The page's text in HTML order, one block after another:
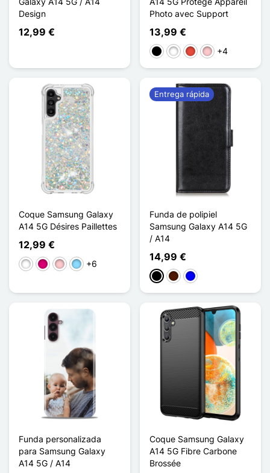
Design
12,99 €
Photo avec Support
13,99 €
NegroBlancoRojoRosa+4
Coque Samsung Galaxy
A14 5G Désires Paillettes
12,99 €
BlancoMagenta
RosaAzul claro
+6
Funda de polipiel
Samsung Galaxy A14 5G
/ A14
14,99 €
NegroMarrón oscuro
Azul
Entrega rápida
Funda personalizada
para Samsung Galaxy
A14 5G / A14
Coque Samsung Galaxy
A14 5G Fibre Carbone
Brossée